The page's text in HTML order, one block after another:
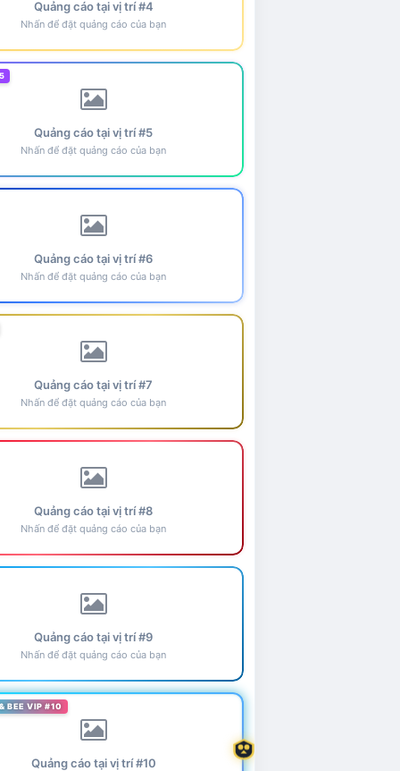
Quảng cáo tại vị trí #4
Nhấn để đặt quảng cáo của bạn
Quảng cáo tại vị trí #5
Nhấn để đặt quảng cáo của bạn
Quảng cáo tại vị trí #6
Nhấn để đặt quảng cáo của bạn
Quảng cáo tại vị trí #7
Nhấn để đặt quảng cáo của bạn
Quảng cáo tại vị trí #8
Nhấn để đặt quảng cáo của bạn
Quảng cáo tại vị trí #9
Nhấn để đặt quảng cáo của bạn
BEE VIP #10
Quảng cáo tại vị trí #10